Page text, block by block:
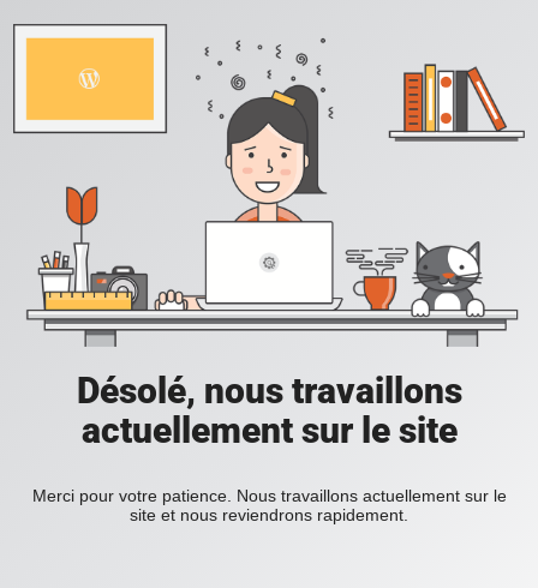
Désolé, nous travaillons
actuellement sur le site
Merci pour votre patience. Nous travaillons actuellement sur le
site et nous reviendrons rapidement.